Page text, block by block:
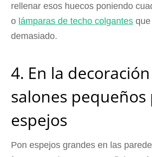
rellenar esos huecos poniendo
o lámparas de techo colgantes
demasiado.
4. En la
salones pequeños
espejos
Pon espejos grandes en las